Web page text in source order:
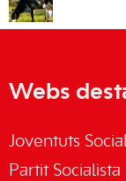
Webs
Joventuts
Partit